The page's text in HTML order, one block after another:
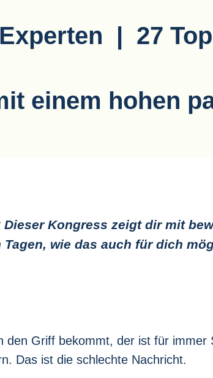
| 27
einem hohen
Kongress zeigt dir mit
Tagen, wie das auch für dich
Griff bekommt, der ist für immer
Das ist die schlechte Nachricht.